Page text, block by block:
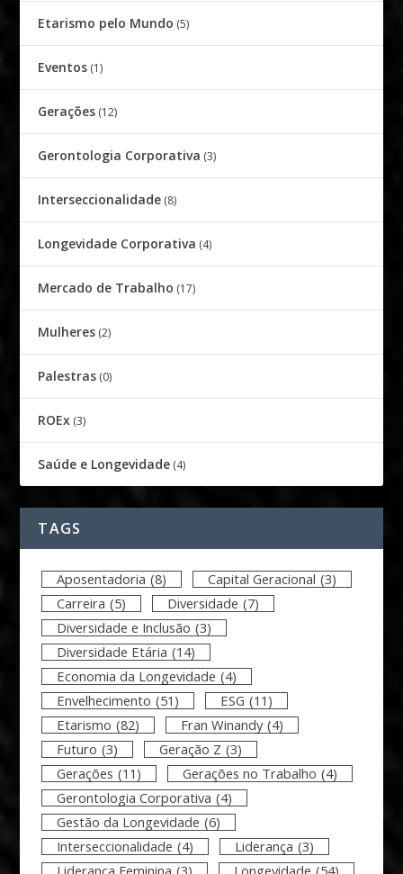
Etarismo pelo Mundo (5)
Eventos (1)
Gerações (12)
Gerontologia Corporativa (3)
Interseccionalidade (8)
Longevidade Corporativa (4)
Mercado de Trabalho (17)
Mulheres (2)
Palestras (0)
ROEx (3)
Saúde e Longevidade (4)
TAGS
Aposentadoria (8) Capital Geracional (3)
Carreira (5) Diversidade (7)
Diversidade e Inclusão (3)
Diversidade Etária (14)
Economia da Longevidade (4)
Envelhecimento (51) ESG (11)
Etarismo (82) Fran Winandy (4)
Futuro (3) Geração Z (3)
Gerações (11) Gerações no Trabalho (4)
Gerontologia Corporativa (4)
Gestão da Longevidade (6)
Interseccionalidade (4) Liderança (3)
Liderança Feminina (3) Longevidade (54)